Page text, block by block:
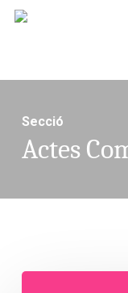
Skip
content
Secció
Actes